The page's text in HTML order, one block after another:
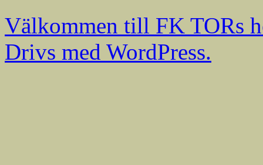
Välkommen till FK TORs
Drivs med WordPress.